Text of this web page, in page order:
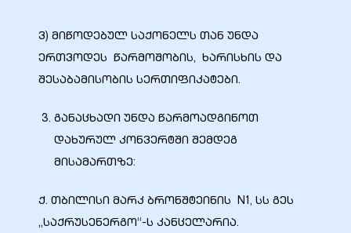
ვ) მიწოდებულ საქონელს თან უნდა
ერთვოდეს წარმოშობის, ხარისხის და
შესაბამისობის სერთიფიკატები.
განაცხადი უნდა წარმოადგინოთ
დახურულ კონვერტში შემდეგ
მისამართზე:
ქ. თბილისი მარკ ბრონშტეინის N1, სს გეს
„საქრუსენერგო“-ს კანცელარია.